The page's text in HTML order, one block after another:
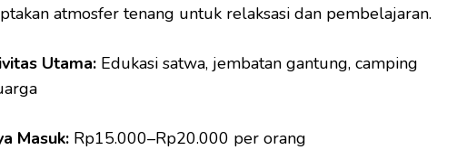
atmosfer tenang untuk relaksasi dan pembelajaran.
Utama: Edukasi satwa, jembatan gantung, camping
Masuk: Rp15.000–Rp20.000 per orang